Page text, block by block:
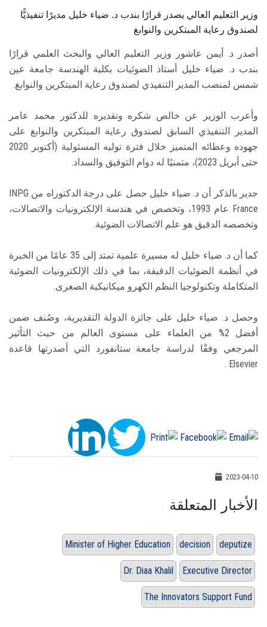
سجل الان
وزير التعليم العالي يصدر قرارًا بندب د. ضياء خليل مديرًا تنفيذيًّا
لصندوق رعاية المبتكرين والنوابغ
أصدر د. أيمن عاشور وزير التعليم العالي والبحث العلمي قرارًا
بندب د. ضياء خليل أستاذ الضوئيات بكلية الهندسة جامعة عين
شمس لمنصب المدير التنفيذي لصندوق رعاية المبتكرين والنوابغ.
وأعرب الوزير عن خالص شكره وتقديره للدكتور محمد عامر
المدير التنفيذي السابق لصندوق رعاية المبتكرين والنوابغ على
جهوده وعطائه المتميز خلال فترة توليه المسئولية (أكتوبر 2020
حتى أبريل 2023)، متمنيًا له دوام التوفيق والسداد.
جدير بالذكر أن د. ضياء خليل حصل على درجة الدكتوراه من INPG
France عام 1993، وتخصص في هندسة الإلكترونيات والاتصالات،
وتخصصه الدقيق هو علم الاتصالات الضوئية.
كما أن د. ضياء خليل له مسيرة علمية تمتد إلى 35 عامًا من الخبرة
في أنظمة الضوئيات الدقيقة، بما في ذلك الإلكترونيات الضوئية
المتكاملة وتكنولوجيا النظم الكهرو ميكانيكية الصغرى.
وحصل د. ضياء خليل على جائزة الدولة التقديرية، وصُنف ضمن
أفضل 2% من العلماء على مستوى العالم من حيث التأثير
المرجعي وفقًا لدراسة جامعة ستانفورد التي أصدرتها قاعدة
Elsevier .
2023-04-10
الأخبار المتعلقة
Minister of Higher Education decision deputize
Dr. Diaa Khalil Executive Director
The Innovators Support Fund